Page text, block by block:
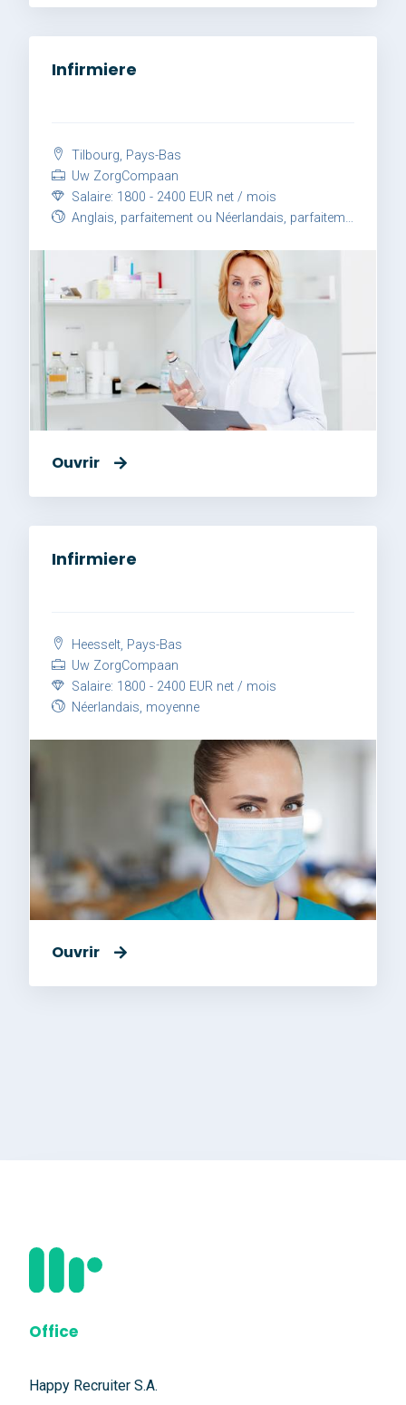
Infirmiere
Tilbourg, Pays-Bas
Uw ZorgCompaan
Salaire: 1800 - 2400 EUR net / mois
Anglais, parfaitement ou Néerlandais, parfaitement
Ouvrir
Infirmiere
Heesselt, Pays-Bas
Uw ZorgCompaan
Salaire: 1800 - 2400 EUR net / mois
Néerlandais, moyenne
Ouvrir
Office
Happy Recruiter S.A.